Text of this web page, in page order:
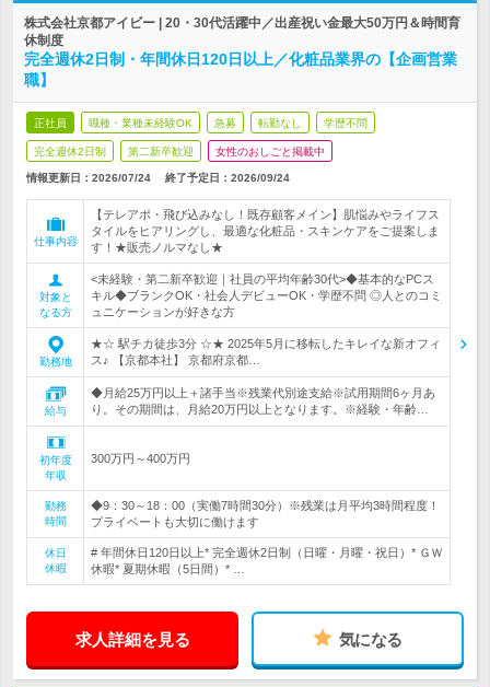
株式会社京都アイビー | 20・30代活躍中／出産祝い金最大50万円＆時間育
休制度
完全週休2日制・年間休日120日以上／化粧品業界の【企画営業
職】
正社員 職種・業種未経験OK 急募 転勤なし 学歴不問
完全週休2日制 第二新卒歓迎 女性のおしごと掲載中
情報更新日：2026/07/24 終了予定日： 2026/09/24
仕事内容
【テレアポ・飛び込みなし！既存顧客メイン】肌悩みやライフス
タイルをヒアリングし、最適な化粧品・スキンケアをご提案しま
す！★販売ノルマなし★
対象と
なる方
<未経験・第二新卒歓迎｜社員の平均年齢30代>◆基本的なPCス
キル◆ブランクOK・社会人デビューOK・学歴不問 ◎人とのコミ
ュニケーションが好きな方
勤務地
★☆ 駅チカ徒歩3分 ☆★ 2025年5月に移転したキレイな新オフィ
ス♪ 【京都本社】 京都府京都…
給与
◆月給25万円以上＋諸手当※残業代別途支給※試用期間6ヶ月あ
り。その期間は、月給20万円以上となります。※経験・年齢…
初年度
年収
300万円～400万円
勤務
時間
◆9：30～18：00（実働7時間30分）※残業は月平均3時間程度！
プライベートも大切に働けます
休日
休暇
# 年間休日120日以上* 完全週休2日制（日曜・月曜・祝日）* ＧＷ
休暇* 夏期休暇（5日間）* …
求人詳細を見る 気になる